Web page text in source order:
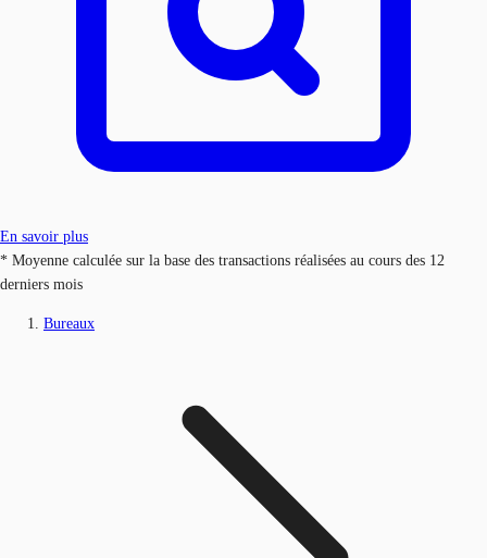
En savoir plus
* Moyenne calculée sur la base des transactions réalisées au cours des 12
derniers mois
Bureaux